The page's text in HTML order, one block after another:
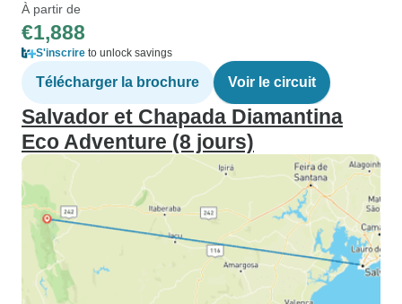
À partir de
€1,888
S'inscrire to unlock savings
Télécharger la brochure Voir le circuit
Salvador et Chapada Diamantina
Eco Adventure (8 jours)